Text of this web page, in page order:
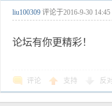
liu100309 评论于2016-9-30 14:45
论坛有你更精彩！
评论 支持 反